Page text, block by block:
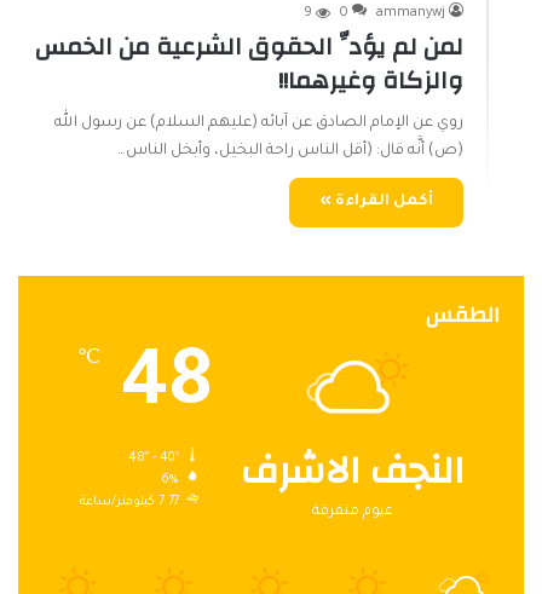
ammanywj
0
9
لمن لم يؤدِّ الحقوق الشرعية من الخمس
والزكاة وغيرهما!!
روي عن الإمام الصادق عن آبائه (عليهم السلام) عن رسول الله
(ص) أنَّه قال: (أقل الناس راحة البخيل، وأبخل الناس…
أكمل القراءة »
الطقس
النجف الاشرف
غيوم متفرقة
48
℃
6%
7.77 كيلومتر/ساعة